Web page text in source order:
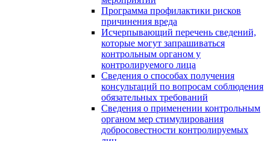
Программа профилактики рисков
причинения вреда
Исчерпывающий перечень сведений,
которые могут запрашиваться
контрольным органом у
контролируемого лица
Сведения о способах получения
консультаций по вопросам соблюдения
обязательных требований
Сведения о применении контрольным
органом мер стимулирования
добросовестности контролируемых